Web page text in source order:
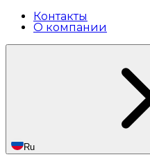
Контакты
О компании
Ru